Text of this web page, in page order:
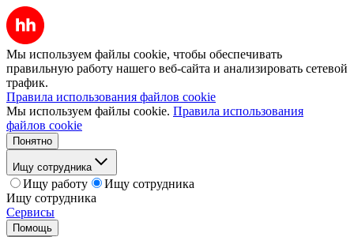
Мы используем файлы cookie, чтобы обеспечивать
правильную работу нашего веб-сайта и анализировать сетевой
трафик.
Правила использования файлов cookie
Мы используем файлы cookie. Правила использования
файлов cookie
Понятно
Ищу сотрудника
Ищу работу
Ищу сотрудника
Ищу сотрудника
Сервисы
Помощь